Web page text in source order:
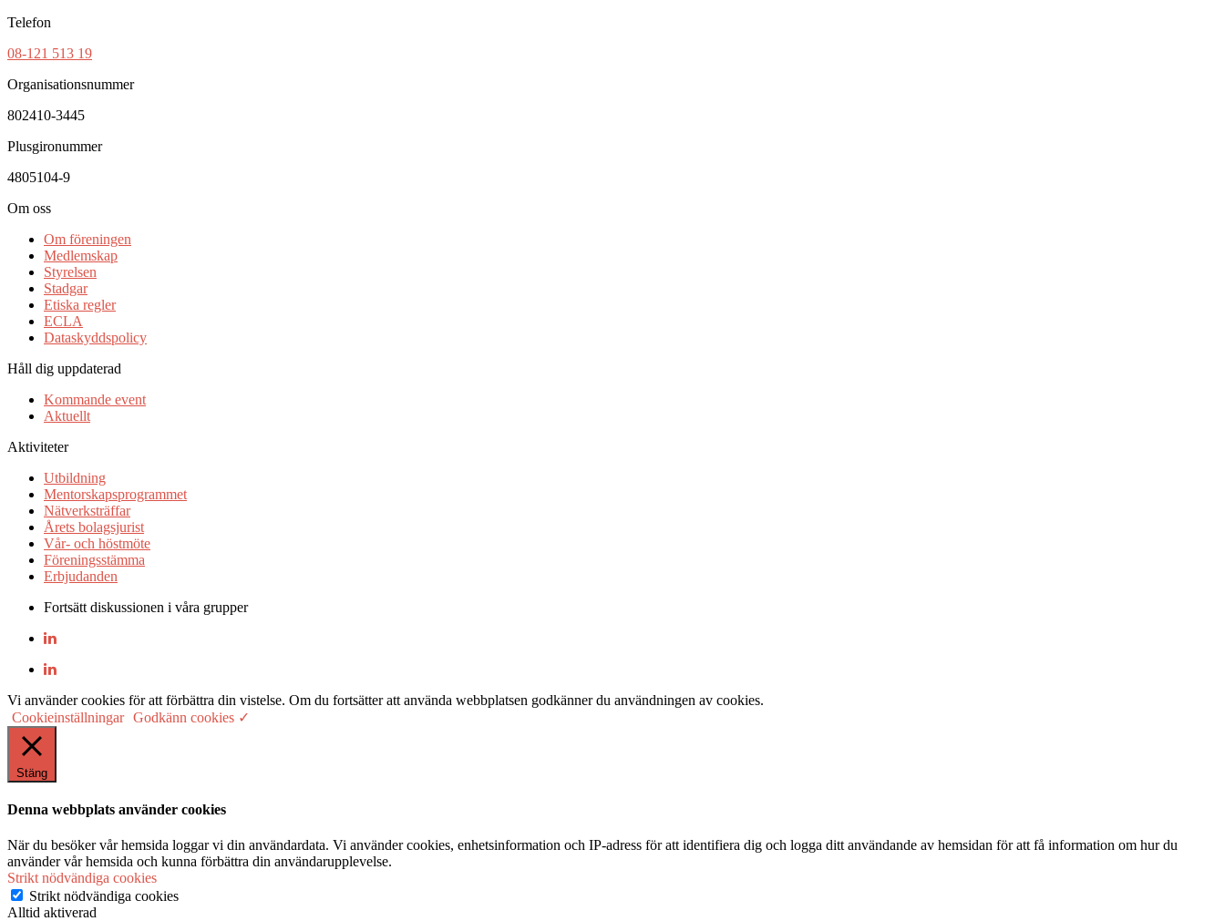
Telefon
08-121 513 19
Organisationsnummer
802410-3445
Plusgironummer
4805104-9
Om oss
Om föreningen
Medlemskap
Styrelsen
Stadgar
Etiska regler
ECLA
Dataskyddspolicy
Håll dig uppdaterad
Kommande event
Aktuellt
Aktiviteter
Utbildning
Mentorskapsprogrammet
Nätverksträffar
Årets bolagsjurist
Vår- och höstmöte
Föreningsstämma
Erbjudanden
Fortsätt diskussionen i våra grupper
Vi använder cookies för att förbättra din vistelse. Om du fortsätter att använda webbplatsen godkänner du användningen av cookies.
Cookieinställningar Godkänn cookies ✓
Stäng
Denna webbplats använder cookies
När du besöker vår hemsida loggar vi din användardata. Vi använder cookies, enhetsinformation och IP-adress för att identifiera dig och logga ditt användande av hemsidan för att få information om hur du
använder vår hemsida och kunna förbättra din användarupplevelse.
Strikt nödvändiga cookies
Strikt nödvändiga cookies
Alltid aktiverad